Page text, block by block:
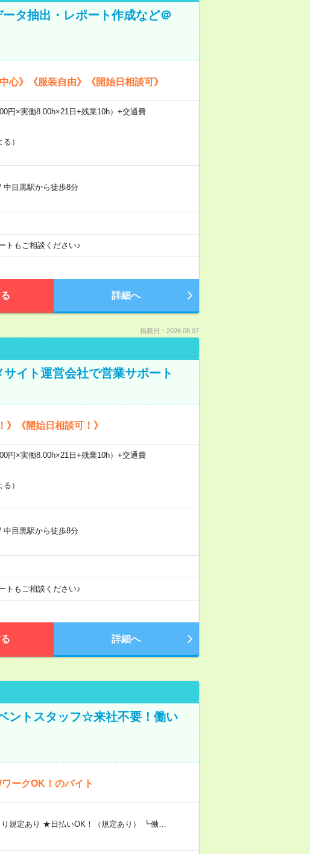
タ抽出・レポート作成など＠
心》《服装自由》《開始日相談可》
円×実働8.00h×21日+残業10h）+交通費
）
中目黒駅から徒歩8分
もご相談ください♪
詳細へ
掲載日：2026.08.07
イト運営会社で営業サポート
》《開始日相談可！》
円×実働8.00h×21日+残業10h）+交通費
）
中目黒駅から徒歩8分
もご相談ください♪
詳細へ
ントスタッフ☆来社不要！働い
ークOK！のバイト
規定あり ★日払いOK！（規定あり） ┗働…